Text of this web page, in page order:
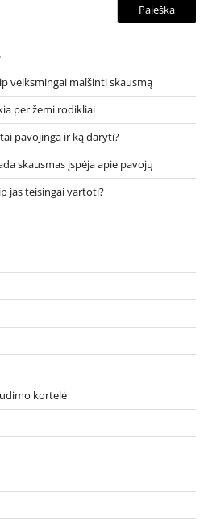
Paieška
veiksmingai malšinti skausmą
per žemi rodikliai
pavojinga ir ką daryti?
skausmas įspėja apie pavojų
jas teisingai vartoti?
kortelė